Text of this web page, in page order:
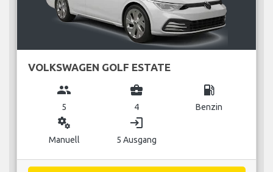
VOLKSWAGEN GOLF ESTATE
group
5
business_center
4
local_gas_station
Benzin
miscellaneous_services
Manuell
login
5 Ausgang